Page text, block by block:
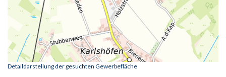
Detaildarstellung der gesuchten Gewerbefläche